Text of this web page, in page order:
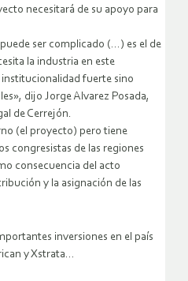
necesitará de su apoyo para
ser complicado (…) es el de
la industria en este
fuerte sino
dijo Jorge Alvarez Posada,
de Cerrejón.
(el proyecto) pero tiene
congresistas de las regiones
consecuencia del acto
y la asignación de las
inversiones en el país
y Xstrata…